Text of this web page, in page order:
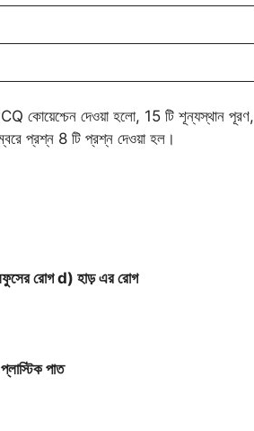
কোয়েশ্চেন দেওয়া হলো, 15 টি শূন্যস্থান পূরণ,
প্রশ্ন 8 টি প্রশ্ন দেওয়া হল।
রোগ d) হাড় এর রোগ
পাত